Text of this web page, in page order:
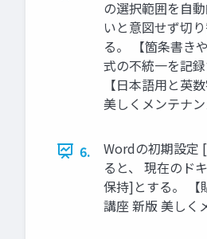
の選択範囲を自
いと意図せず切
る。 【箇条書き
式の不統一を記
【日本語用と英
美しくメンテナ
6.
Wordの初期設定
ると、 現在のド
保持]とする。 【
講座 新版 美しく